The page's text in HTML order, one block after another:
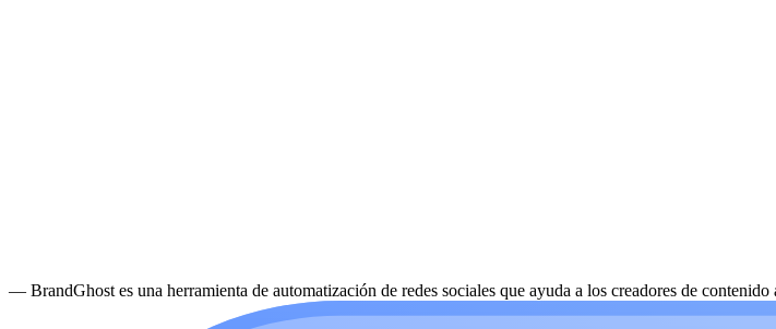
— BrandGhost es una herramienta de automatización de redes sociales que ayuda a los creadores de